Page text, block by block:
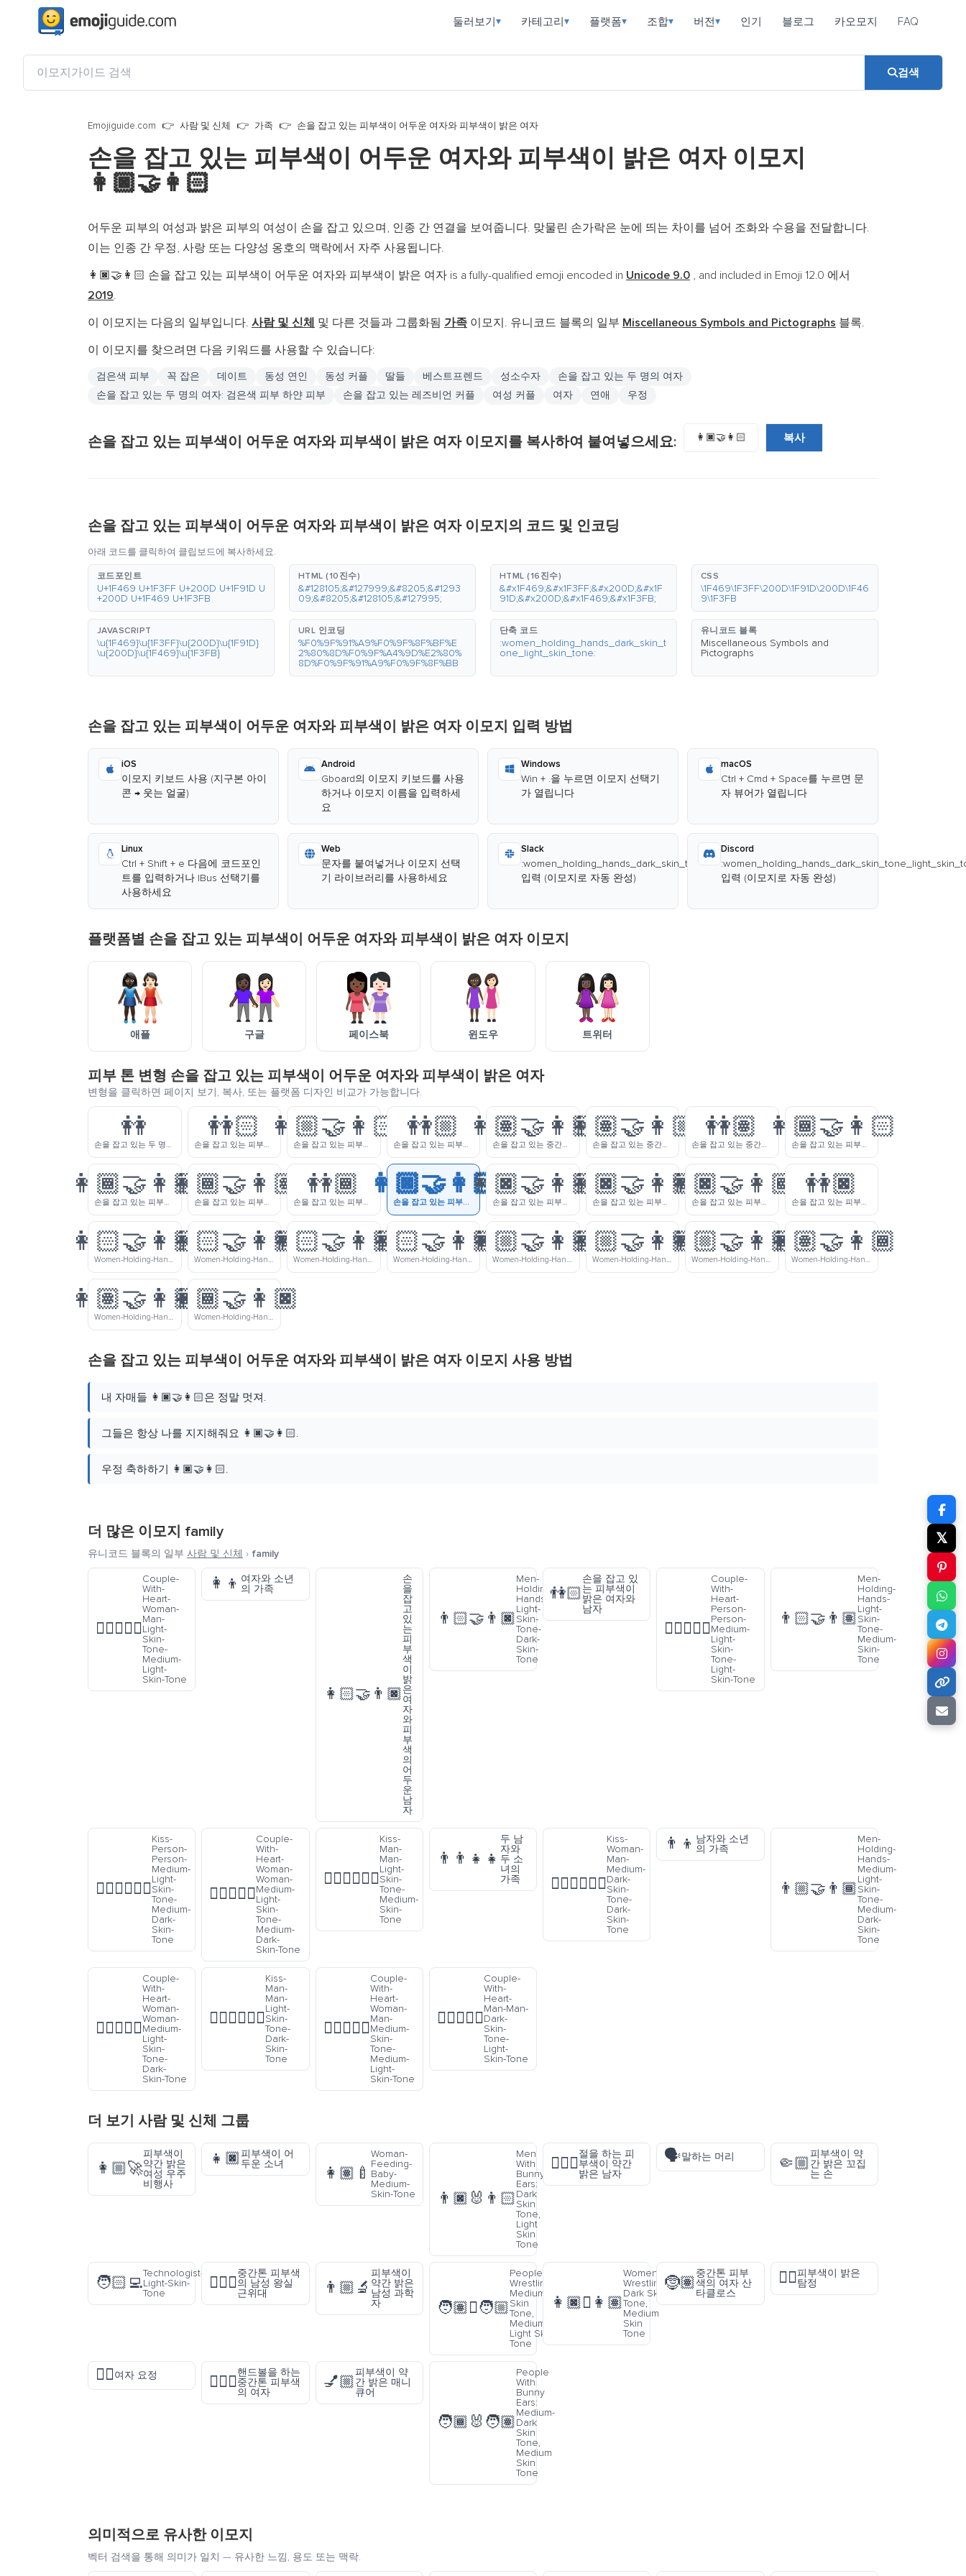
둘러보기▾ 카테고리▾ 플랫폼▾ 조합▾ 버전▾ 인기 블로그 카오모지 FAQ
검색
Emojiguide.com 사람 및 신체 가족 손을 잡고 있는 피부색이 어두운 여자와 피부색이 밝은 여자
손을 잡고 있는 피부색이 어두운 여자와 피부색이 밝은 여자 이모지
👩🏿‍🤝‍👩🏻
어두운 피부의 여성과 밝은 피부의 여성이 손을 잡고 있으며, 인종 간 연결을 보여줍니다. 맞물린 손가락은 눈에 띄는 차이를 넘어 조화와 수용을 전달합니다.
이는 인종 간 우정, 사랑 또는 다양성 옹호의 맥락에서 자주 사용됩니다.
👩🏿‍🤝‍👩🏻 손을 잡고 있는 피부색이 어두운 여자와 피부색이 밝은 여자 is a fully-qualified emoji encoded in Unicode 9.0 , and included in Emoji 12.0 에서
2019.
이 이모지는 다음의 일부입니다. 사람 및 신체 및 다른 것들과 그룹화됨 가족 이모지. 유니코드 블록의 일부 Miscellaneous Symbols and Pictographs 블록.
이 이모지를 찾으려면 다음 키워드를 사용할 수 있습니다:
검은색 피부 꼭 잡은 데이트 동성 연인 동성 커플 딸들 베스트프렌드 성소수자
손을 잡고 있는 두 명의 여자
손을 잡고 있는 두 명의 여자: 검은색 피부 하얀 피부
손을 잡고 있는 레즈비언 커플 여성 커플 여자 연애 우정
손을 잡고 있는 피부색이 어두운 여자와 피부색이 밝은 여자 이모지를 복사하여 붙여넣으세요: 👩🏿‍🤝‍👩🏻 복사
손을 잡고 있는 피부색이 어두운 여자와 피부색이 밝은 여자 이모지의 코드 및 인코딩
아래 코드를 클릭하여 클립보드에 복사하세요.
코드포인트
U+1F469 U+1F3FF U+200D U+1F91D U
+200D U+1F469 U+1F3FB
HTML (10진수)
&#128105;&#127999;&#8205;&#1293
09;&#8205;&#128105;&#127995;
HTML (16진수)
&#x1F469;&#x1F3FF;&#x200D;&#x1F
91D;&#x200D;&#x1F469;&#x1F3FB;
CSS
\1F469\1F3FF\200D\1F91D\200D\1F46
9\1F3FB
JAVASCRIPT
\u{1F469}\u{1F3FF}\u{200D}\u{1F91D}
\u{200D}\u{1F469}\u{1F3FB}
URL 인코딩
%F0%9F%91%A9%F0%9F%8F%BF%E
2%80%8D%F0%9F%A4%9D%E2%80%
8D%F0%9F%91%A9%F0%9F%8F%BB
단축 코드
:women_holding_hands_dark_skin_t
one_light_skin_tone:
유니코드 블록
Miscellaneous Symbols and
Pictographs
손을 잡고 있는 피부색이 어두운 여자와 피부색이 밝은 여자 이모지 입력 방법
iOS
이모지 키보드 사용 (지구본 아이
콘 → 웃는 얼굴)
Android
Gboard의 이모지 키보드를 사용
하거나 이모지 이름을 입력하세
요
Windows
Win + .을 누르면 이모지 선택기
가 열립니다
macOS
Ctrl + Cmd + Space를 누르면 문
자 뷰어가 열립니다
Linux
Ctrl + Shift + e 다음에 코드포인
트를 입력하거나 IBus 선택기를
사용하세요
Web
문자를 붙여넣거나 이모지 선택
기 라이브러리를 사용하세요
Slack
:women_holding_hands_dark_skin_tone_light_skin_tone:
입력 (이모지로 자동 완성)
Discord
입력 (이모지로 자동 완성)
플랫폼별 손을 잡고 있는 피부색이 어두운 여자와 피부색이 밝은 여자 이모지
애플 구글 페이스북 윈도우 트위터
피부 톤 변형 손을 잡고 있는 피부색이 어두운 여자와 피부색이 밝은 여자
변형을 클릭하면 페이지 보기, 복사, 또는 플랫폼 디자인 비교가 가능합니다.
👭
손을 잡고 있는 두 명의 여자
👭🏻
손을 잡고 있는 피부색이 밝은 여자들
👩🏼‍🤝‍👩🏻
손을 잡고 있는 피부색이 약간 밝은 여자와 피부색이 밝은 여자
👭🏼
손을 잡고 있는 피부색이 약간 밝은 여자들
👩🏽‍🤝‍👩🏻
손을 잡고 있는 중간톤 피부색의 여자와 피부색이 밝은 여자
👩🏽‍🤝‍👩🏼
손을 잡고 있는 중간톤 피부색의 여자와 피부색이 약간 밝은 여자
👭🏽
손을 잡고 있는 중간톤 피부색의 여자들
👩🏾‍🤝‍👩🏻
손을 잡고 있는 피부색이 약간 어두운 여자와 피부색이 밝은 여자
👩🏾‍🤝‍👩🏼
손을 잡고 있는 피부색이 약간 어두운 여자와 피부색이 약간 밝은 여자
👩🏾‍🤝‍👩🏽
손을 잡고 있는 피부색이 약간 어두운 여자와 중간톤 피부색의 여자
👭🏾
손을 잡고 있는 피부색이 약간 어두운 여자들
👩🏿‍🤝‍👩🏻
손을 잡고 있는 피부색이 어두운 여자와 피부색이 밝은 여자
👩🏿‍🤝‍👩🏼
손을 잡고 있는 피부색이 어두운 여자와 피부색이 약간 밝은 여자
👩🏿‍🤝‍👩🏽
손을 잡고 있는 피부색이 어두운 여자와 중간톤 피부색의 여자
👩🏿‍🤝‍👩🏾
손을 잡고 있는 피부색이 어두운 여자와 피부색이 약간 어두운 여자
👭🏿
손을 잡고 있는 피부색이 어두운 여자들
👩🏻‍🤝‍👩🏼
Women-Holding-Hands-Light-Skin-Tone-Medium-Light-Skin-Tone
👩🏻‍🤝‍👩🏽
Women-Holding-Hands-Light-Skin-Tone-Medium-Skin-Tone
👩🏻‍🤝‍👩🏾
Women-Holding-Hands-Light-Skin-Tone-Medium-Dark-Skin-Tone
👩🏻‍🤝‍👩🏿
Women-Holding-Hands-Light-Skin-Tone-Dark-Skin-Tone
👩🏼‍🤝‍👩🏽
Women-Holding-Hands-Medium-Light-Skin-Tone-Medium-Skin-Tone
👩🏼‍🤝‍👩🏾
Women-Holding-Hands-Medium-Light-Skin-Tone-Medium-Dark-Skin-Tone
👩🏼‍🤝‍👩🏿
Women-Holding-Hands-Medium-Light-Skin-Tone-Dark-Skin-Tone
👩🏽‍🤝‍👩🏾
Women-Holding-Hands-Medium-Skin-Tone-Medium-Dark-Skin-Tone
👩🏽‍🤝‍👩🏿
Women-Holding-Hands-Medium-Skin-Tone-Dark-Skin-Tone
👩🏾‍🤝‍👩🏿
Women-Holding-Hands-Medium-Dark-Skin-Tone-Dark-Skin-Tone
손을 잡고 있는 피부색이 어두운 여자와 피부색이 밝은 여자 이모지 사용 방법
내 자매들 👩🏿‍🤝‍👩🏻은 정말 멋져.
그들은 항상 나를 지지해줘요 👩🏿‍🤝‍👩🏻.
우정 축하하기 👩🏿‍🤝‍👩🏻.
더 많은 이모지 family
유니코드 블록의 일부 사람 및 신체 › family
👩🏻‍❤️‍👨🏼
Couple-
With-
Heart-
Woman-
Man-
Light-
Skin-
Tone-
Medium-
Light-
Skin-Tone
👩‍👦 여자와 소년
의 가족
👩🏻‍🤝‍👨🏿
손
을
잡
고
있
는
피
부
색
이
밝
은
여
자
와
피
부
색
의
어
두
운
남
자
👨🏻‍🤝‍👨🏿
Men-
Holding-
Hands-
Light-
Skin-
Tone-
Dark-
Skin-
Tone
👫🏻
손을 잡고 있
는 피부색이
밝은 여자와
남자
🧑🏼‍❤️‍🧑🏻
Couple-
With-
Heart-
Person-
Person-
Medium-
Light-
Skin-
Tone-
Light-
Skin-Tone
👨🏻‍🤝‍👨🏽
Men-
Holding-
Hands-
Light-
Skin-
Tone-
Medium-
Skin-
Tone
🧑🏼‍❤️‍💋‍🧑🏾
Kiss-
Person-
Person-
Medium-
Light-
Skin-
Tone-
Medium-
Dark-
Skin-
Tone
👩🏼‍❤️‍👩🏾
Couple-
With-
Heart-
Woman-
Woman-
Medium-
Light-
Skin-
Tone-
Medium-
Dark-
Skin-Tone
👨🏻‍❤️‍💋‍👨🏽
Kiss-
Man-
Man-
Light-
Skin-
Tone-
Medium-
Skin-
Tone
👨‍👨‍👧‍👧
두 남
자와
두 소
녀의
가족
👩🏾‍❤️‍💋‍👨🏿
Kiss-
Woman-
Man-
Medium-
Dark-
Skin-
Tone-
Dark-
Skin-
Tone
👨‍👦 남자와 소년
의 가족
👨🏼‍🤝‍👨🏾
Men-
Holding-
Hands-
Medium-
Light-
Skin-
Tone-
Medium-
Dark-
Skin-
Tone
👩🏼‍❤️‍👩🏿
Couple-
With-
Heart-
Woman-
Woman-
Medium-
Light-
Skin-
Tone-
Dark-
Skin-Tone
👨🏻‍❤️‍💋‍👨🏿
Kiss-
Man-
Man-
Light-
Skin-
Tone-
Dark-
Skin-
Tone
👩🏽‍❤️‍👨🏼
Couple-
With-
Heart-
Woman-
Man-
Medium-
Skin-
Tone-
Medium-
Light-
Skin-Tone
👨🏿‍❤️‍👨🏻
Couple-
With-
Heart-
Man-Man-
Dark-
Skin-
Tone-
Light-
Skin-Tone
더 보기 사람 및 신체 그룹
👩🏼‍🚀
피부색이
약간 밝은
여성 우주
비행사
👧🏿피부색이 어
두운 소녀
👩🏽‍🍼
Woman-
Feeding-
Baby-
Medium-
Skin-Tone
👨🏿‍🐰‍👨🏻
Men
With
Bunny
Ears:
Dark
Skin
Tone,
Light
Skin
Tone
🙇🏼‍♂️
절을 하는 피
부색이 약간
밝은 남자
🗣️말하는 머리 🤏🏼
피부색이 약
간 밝은 꼬집
는 손
🧑🏻‍💻
Technologist-
Light-Skin-
Tone
💂🏽‍♂️
중간톤 피부색
의 남성 왕실
근위대
👨🏼‍🔬
피부색이
약간 밝은
남성 과학
자
🧑🏽‍🫯‍🧑🏼
People
Wrestling:
Medium
Skin
Tone,
Medium-
Light Skin
Tone
👩🏿‍🫯‍👩🏽
Women
Wrestling:
Dark Skin
Tone,
Medium
Skin
Tone
🤶🏽
중간톤 피부
색의 여자 산
타클로스
🕵🏻피부색이 밝은
탐정
🧚‍♀️여자 요정 🤾🏽‍♀️
핸드볼을 하는
중간톤 피부색
의 여자
💅🏼
피부색이 약
간 밝은 매니
큐어
🧑🏾‍🐰‍🧑🏽
People
With
Bunny
Ears:
Medium-
Dark
Skin
Tone,
Medium
Skin
Tone
의미적으로 유사한 이모지
벡터 검색을 통해 의미가 일치 — 유사한 느낌, 용도 또는 맥락.
𝕏